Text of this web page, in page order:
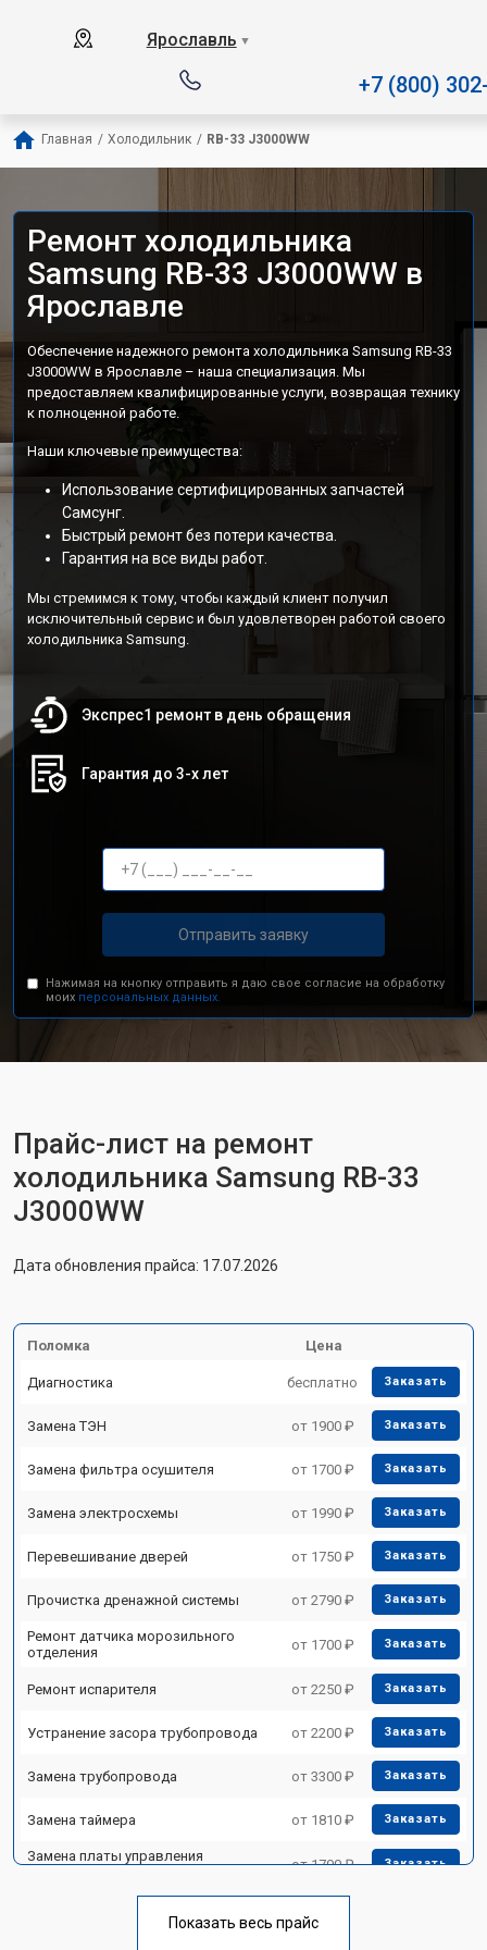
Ярославль ▼
+7 (800)
Главная / Холодильник / RB-33 J3000WW
Ремонт холодильника
Samsung RB-33 J3000WW в
Ярославле
Обеспечение надежного ремонта холодильника Samsung RB-33
J3000WW в Ярославле – наша специализация. Мы
предоставляем квалифицированные услуги, возвращая технику
к полноценной работе.
Наши ключевые преимущества:
Использование сертифицированных запчастей
Самсунг.
Быстрый ремонт без потери качества.
Гарантия на все виды работ.
Мы стремимся к тому, чтобы каждый клиент получил
исключительный сервис и был удовлетворен работой своего
холодильника Samsung.
Экспрес1 ремонт в день обращения
Гарантия до 3-х лет
Отправить заявку
Нажимая на кнопку отправить я даю свое согласие на обработку
моих персональных данных.
Прайс-лист на ремонт
холодильника Samsung RB-33
J3000WW
Дата обновления прайса: 17.07.2026
Поломка Цена
Диагностика бесплатно Заказать
Замена ТЭН от 1900 ₽ Заказать
Замена фильтра осушителя от 1700 ₽ Заказать
Замена электросхемы от 1990 ₽ Заказать
Перевешивание дверей от 1750 ₽ Заказать
Прочистка дренажной системы от 2790 ₽ Заказать
Ремонт датчика морозильного
отделения
от 1700 ₽ Заказать
Ремонт испарителя от 2250 ₽ Заказать
Устранение засора трубопровода от 2200 ₽ Заказать
Замена трубопровода от 3300 ₽ Заказать
Замена таймера от 1810 ₽ Заказать
Замена платы управления
от 1700 ₽ Заказать
Ремонт/замена датчика
Показать весь прайс